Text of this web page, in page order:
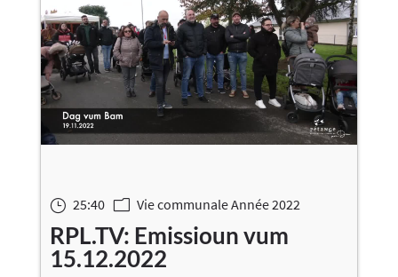
} 25:40 m Vie communale Année 2022
RPL.TV: Emissioun vum
15.12.2022